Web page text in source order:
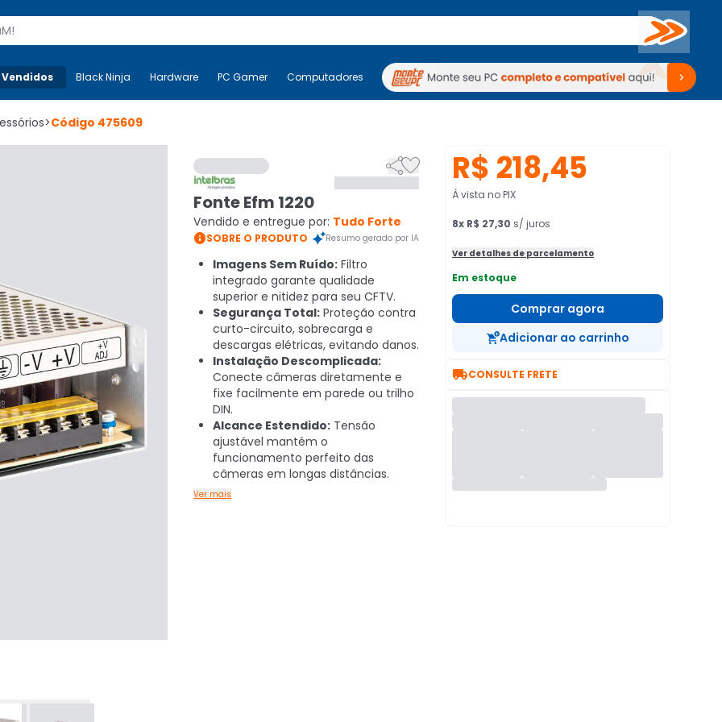
Buscar
Mais-v- Black Ninja Hardware PC Gamer Computadores Periféricos TV Venda no KaBuM!
Black Ninja Hardware PC Gamer Computadores Periféricos TV Venda no KaBuM!
>Código 475609

Fonte Efm 1220
Vendido e entregue por: Tudo Forte
SOBRE O PRODUTO Resumo gerado por IA
Imagens Sem Ruído: Filtro
integrado garante qualidade
superior e nitidez para seu CFTV.
Segurança Total: Proteção contra
curto-circuito, sobrecarga e
descargas elétricas, evitando danos.
Instalação Descomplicada:
Conecte câmeras diretamente e
fixe facilmente em parede ou trilho
DIN.
Alcance Estendido: Tensão
ajustável mantém o
funcionamento perfeito das
câmeras em longas distâncias.
Ver mais
R$ 218,45
À vista no PIX
8x R$ 27,30 s/ juros
Ver detalhes de parcelamento
Em estoque
Comprar agora
Adicionar ao carrinho
CONSULTE FRETE